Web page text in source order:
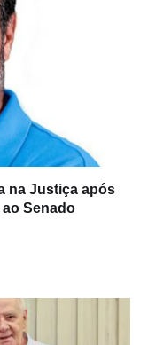
na Justiça após
Senado